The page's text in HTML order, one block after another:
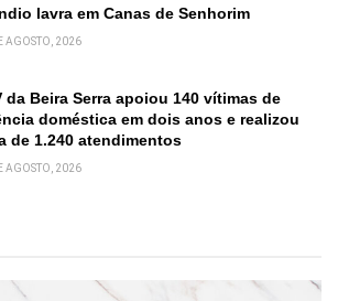
lavra em Canas de Senhorim
AGOSTO, 2026
da Beira Serra apoiou 140 vítimas de
doméstica em dois anos e realizou
de 1.240 atendimentos
AGOSTO, 2026